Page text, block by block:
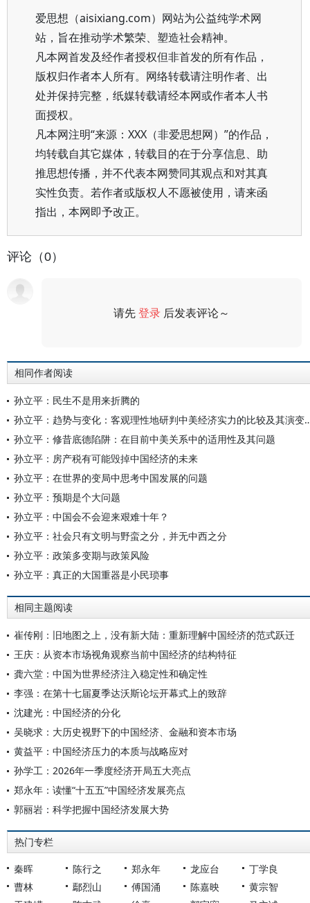
爱思想（aisixiang.com）网站为公益纯学术网
站，旨在推动学术繁荣、塑造社会精神。
凡本网首发及经作者授权但非首发的所有作品，
版权归作者本人所有。网络转载请注明作者、出
处并保持完整，纸媒转载请经本网或作者本人书
面授权。
凡本网注明“来源：XXX（非爱思想网）”的作品，
均转载自其它媒体，转载目的在于分享信息、助
推思想传播，并不代表本网赞同其观点和对其真
实性负责。若作者或版权人不愿被使用，请来函
指出，本网即予改正。
评论（0）
请先登录 后发表评论～
相同作者阅读
孙立平：民生不是用来折腾的
孙立平：趋势与变化：客观理
孙立平：修昔底德陷阱：在目前中美关系中的适用性及其问题
孙立平：房产税有可能毁掉中国经济的未来
孙立平：在世界的变局中思考中国发展的问题
孙立平：预期是个大问题
孙立平：中国会不会迎来艰难十年？
孙立平：社会只有文明与野蛮之分，并无中西之分
孙立平：政策多变期与政策风险
孙立平：真正的大国重器是小民琐事
相同主题阅读
崔传刚：旧地图之上，没有新大陆：重新理解中国经济的范式跃迁
王庆：从资本市场视角观察当前中国经济的结构特征
龚六堂：中国为世界经济注入稳定性和确定性
李强：在第十七届夏季达沃斯论坛开幕式上的致辞
沈建光：中国经济的分化
吴晓求：大历史视野下的中国经济、金融和资本市场
黄益平：中国经济压力的本质与战略应对
孙学工：2026年一季度经济开局五大亮点
郑永年：读懂“十五五”中国经济发展亮点
郭丽岩：科学把握中国经济发展大势
热门专栏
秦晖 陈行之 郑永年 龙应台
丁学良
曹林
鄢烈山 傅国涌 陈嘉映
黄宗智